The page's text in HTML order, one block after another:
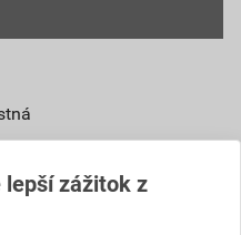
lepší zážitok z